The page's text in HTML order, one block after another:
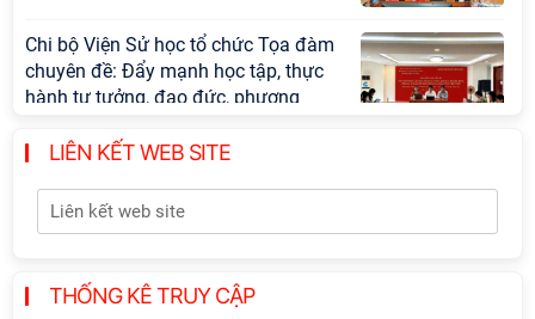
Chi bộ Viện Sử học tổ chức Tọa đàm
chuyên đề: Đẩy mạnh học tập, thực
hành tư tưởng, đạo đức, phương
giai đoạn phát triển mới
Hội thảo khoa học quốc tế “Không
gian phát triển Việt Nam trong kỷ
và lựa chọn chính sách” sẽ diễn ra
vào thứ ba, ngày 28/7/2026
LIÊN KẾT WEB SITE
THỐNG KÊ TRUY CẬP